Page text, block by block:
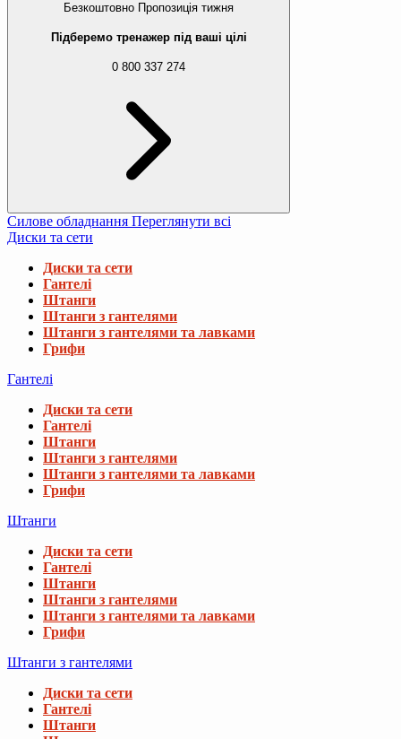
Безкоштовно Пропозиція тижня
Підберемо тренажер під ваші цілі
0 800 337 274
Силове обладнання Переглянути всі
Диски та сети
Диски та сети
Гантелі
Штанги
Штанги з гантелями
Штанги з гантелями та лавками
Грифи
Гантелі
Диски та сети
Гантелі
Штанги
Штанги з гантелями
Штанги з гантелями та лавками
Грифи
Штанги
Диски та сети
Гантелі
Штанги
Штанги з гантелями
Штанги з гантелями та лавками
Грифи
Штанги з гантелями
Диски та сети
Гантелі
Штанги